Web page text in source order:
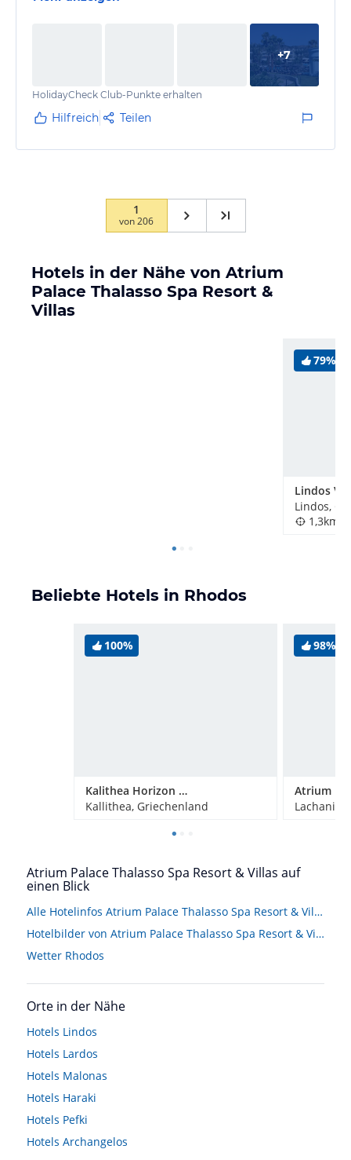
+7
HolidayCheck Club-Punkte erhalten
Hilfreich Teilen
1
von206
Hotels in der Nähe von Atrium
Palace Thalasso Spa Resort &
Villas
79%
Lindos,
1,3km
Beliebte Hotels in Rhodos
100%
Kalithea Horizon Blu 5 Star Adults Only
Kallithea, Griechenland
98%
Lachania,
Atrium Palace Thalasso Spa Resort & Villas auf
einen Blick
Alle Hotelinfos Atrium Palace Thalasso Spa Resort & Villas
Hotelbilder von Atrium Palace Thalasso Spa Resort & Villas
Wetter Rhodos
Orte in der Nähe
Hotels Lindos
Hotels Lardos
Hotels Malonas
Hotels Haraki
Hotels Pefki
Hotels Archangelos